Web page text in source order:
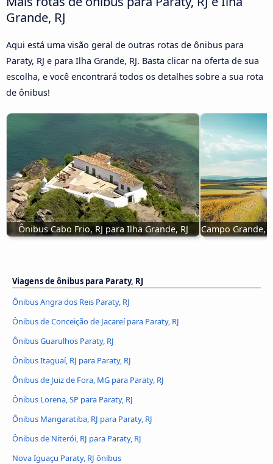
Grande, RJ
Aqui está uma visão geral de outras rotas de ônibus para
Paraty, RJ e para Ilha Grande, RJ. Basta clicar na oferta de sua
escolha, e você encontrará todos os detalhes sobre a sua rota
de ônibus!
Ônibus Cabo Frio, RJ para Ilha Grande, RJ Campo Grande,
Viagens de ônibus para Paraty, RJ
Ônibus Angra dos Reis Paraty, RJ
Ônibus de Conceição de Jacareí para Paraty, RJ
Ônibus Guarulhos Paraty, RJ
Ônibus Itaguaí, RJ para Paraty, RJ
Ônibus de Juiz de Fora, MG para Paraty, RJ
Ônibus Lorena, SP para Paraty, RJ
Ônibus Mangaratiba, RJ para Paraty, RJ
Ônibus de Niterói, RJ para Paraty, RJ
Nova Iguaçu Paraty, RJ ônibus